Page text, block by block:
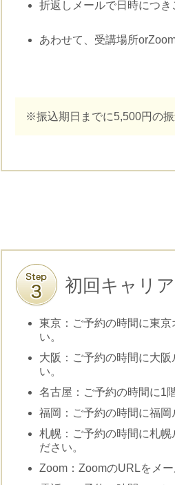
折返しメールで日時につ
あわせて、受講場所
※振込期日までに5,500円の振
初回キャリ
東京：ご予約の時間に東
い。
大阪：ご予約の時間に大
い。
名古屋：ご予約の時間に1
福岡：ご予約の時間に福
札幌：ご予約の時間に札
ださい。
Zoom：ZoomのURLをメー